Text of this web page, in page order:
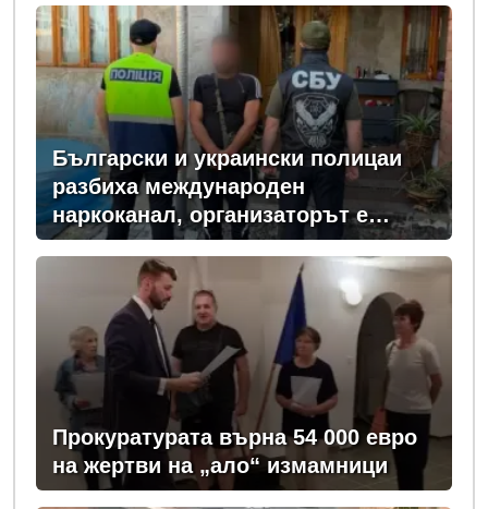
Български и украински полицаи
разбиха международен
наркоканал, организаторът е
задържан у нас
Прокуратурата върна 54 000 евро
на жертви на „ало“ измамници